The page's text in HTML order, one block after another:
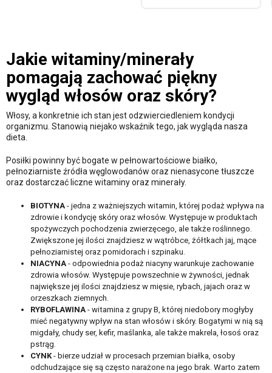
Jakie witaminy/minerały
pomagają zachować piękny
wygląd włosów oraz skóry?
Włosy, a konkretnie ich stan jest odzwierciedleniem kondycji
organizmu. Stanowią niejako wskaźnik tego, jak wygląda nasza
dieta.
Posiłki powinny być bogate w pełnowartościowe białko,
pełnoziarniste źródła węglowodanów oraz nienasycone tłuszcze
oraz dostarczać liczne witaminy oraz minerały.
BIOTYNA - jedna z ważniejszych witamin, której podaż wpływa na
zdrowie i kondycję skóry oraz włosów. Występuje w produktach
spożywczych pochodzenia zwierzęcego, ale także roślinnego.
Zwiększone jej ilości znajdziesz w wątróbce, żółtkach jaj, mące
pełnoziarnistej oraz pomidorach i szpinaku.
NIACYNA - odpowiednia podaż niacyny warunkuje zachowanie
zdrowia włosów. Występuje powszechnie w żywności, jednak
największe jej ilości znajdziesz w mięsie, rybach, jajach oraz w
orzeszkach ziemnych.
RYBOFLAWINA - witamina z grupy B, której niedobory mogłyby
mieć negatywny wpływ na stan włosów i skóry. Bogatymi w nią są
migdały, chudy ser, kefir, maślanka, ale także makrela, łosoś oraz
pstrąg.
CYNK- bierze udział w procesach przemian białka, osoby
odchudzające się są często narażone na jego brak. Warto zatem